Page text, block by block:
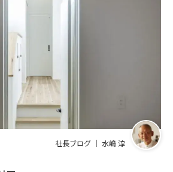
社長ブログ ｜ 水嶋 淳